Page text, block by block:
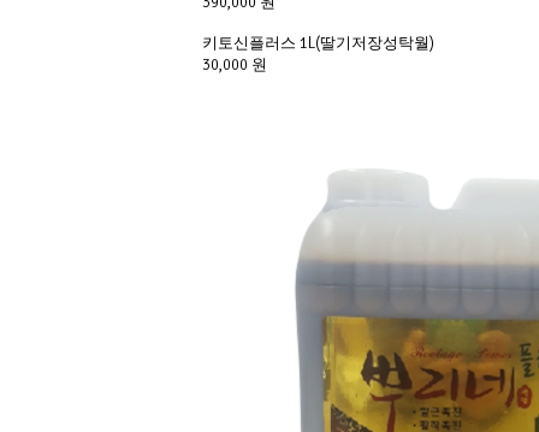
키토신플러스 1L(딸기저장성탁월)
30,000 원